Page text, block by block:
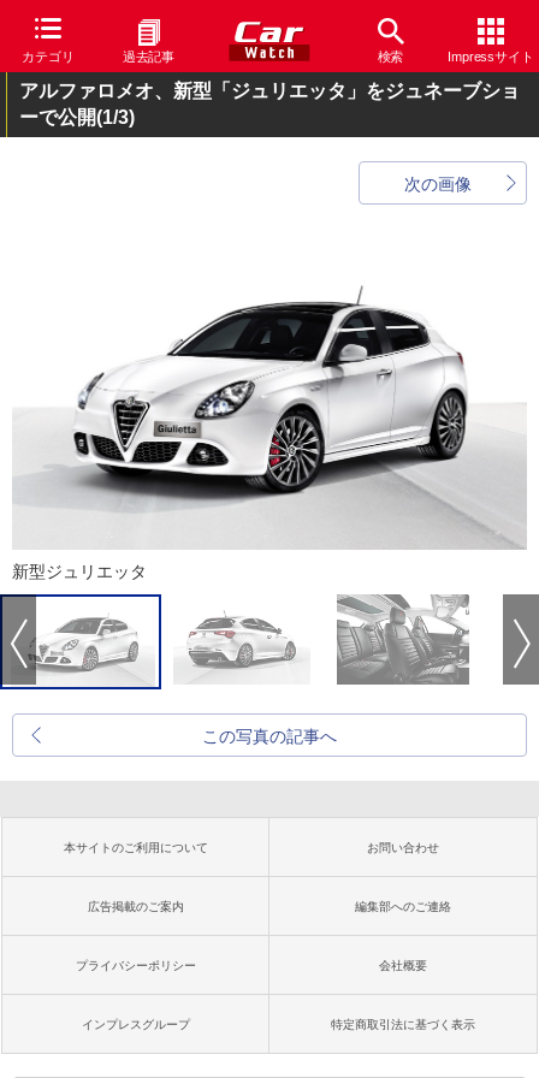
カテゴリ 過去記事 検索 Impressサイト
アルファロメオ、新型「ジュリエッタ」をジュネーブショ
ーで公開(1/3)
次の画像
新型ジュリエッタ
この写真の記事へ
本サイトのご利用について お問い合わせ
広告掲載のご案内 編集部へのご連絡
プライバシーポリシー 会社概要
インプレスグループ 特定商取引法に基づく表示